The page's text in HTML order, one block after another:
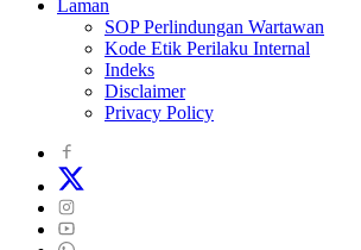
Laman
SOP Perlindungan Wartawan
Kode Etik Perilaku Internal
Indeks
Disclaimer
Privacy Policy